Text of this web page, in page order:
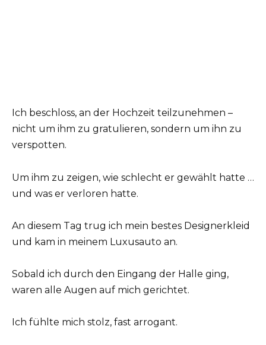
Ich beschloss, an der Hochzeit teilzunehmen –
nicht um ihm zu gratulieren, sondern um ihn zu
verspotten.
Um ihm zu zeigen, wie schlecht er gewählt hatte …
und was er verloren hatte.
An diesem Tag trug ich mein bestes Designerkleid
und kam in meinem Luxusauto an.
Sobald ich durch den Eingang der Halle ging,
waren alle Augen auf mich gerichtet.
Ich fühlte mich stolz, fast arrogant.